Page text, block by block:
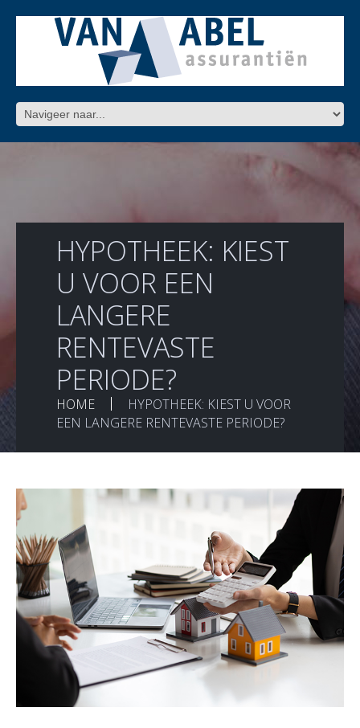
HYPOTHEEK: KIEST
U VOOR EEN
LANGERE
RENTEVASTE
PERIODE?
HOME
HYPOTHEEK: KIEST U VOOR
EEN LANGERE RENTEVASTE PERIODE?